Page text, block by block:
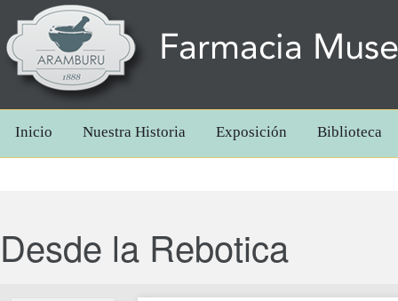
Farmacia
Inicio Nuestra Historia Exposición Biblioteca
Desde la Rebotica